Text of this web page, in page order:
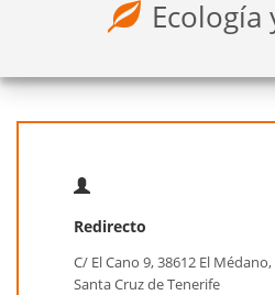
Redirecto
C/ El Cano 9, 38612 El
Santa Cruz de Tenerife